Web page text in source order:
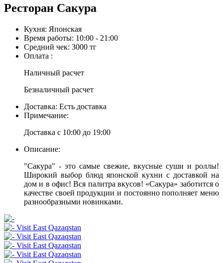
Ресторан Сакура
Кухня: Японская
Время работы: 10:00 - 21:00
Средний чек: 3000 тг
Оплата :
Наличный расчет
Безналичный расчет
Доставка: Есть доставка
Примечание:
Доставка с 10:00 до 19:00
Описание:
"Сакура" - это самые свежие, вкусные суши и роллы!
Широкий выбор блюд японской кухни с доставкой на
дом и в офис! Вся палитра вкусов! «Сакура» заботится о
качестве своей продукции и постоянно пополняет меню
разнообразными новинками.